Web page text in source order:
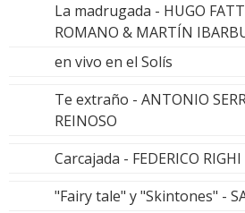
La madrugada - HUGO
ROMANO & MARTÍN
en vivo en el Solís
Te extraño - ANTONIO
REINOSO
Carcajada - FEDERICO RIGHI
"Fairy tale" y "Skintones" -